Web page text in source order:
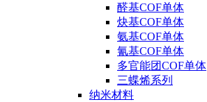
醛基COF单体
炔基COF单体
氨基COF单体
氰基COF单体
多官能团COF单体
三蝶烯系列
纳米材料